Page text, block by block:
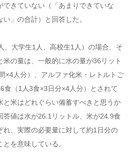
できていない（「あまりできていな
」の合計）と回答した。
、大学生1人、高校生1人）の場合、そ
の量は、一般的に水の量が36リット
×4人分）、アルファ化米・レトルトご
食（1人3食×3日分×4人分）とされて
と米はどれぐらい備蓄すべきと思うか
答値は水が26.1リットル、米が24.9食
れ、実際の必要量に対して約1日分の
を意味している。